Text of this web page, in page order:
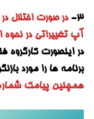
3-
در صورت اختلال
آپ تغییراتی در نحوه
در اینصورت کارگروه
برنامه ها را مورد
همچنین پیامک شماره